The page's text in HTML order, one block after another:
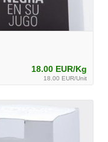
18.00 EUR/Kg
18.00 EUR/Unit